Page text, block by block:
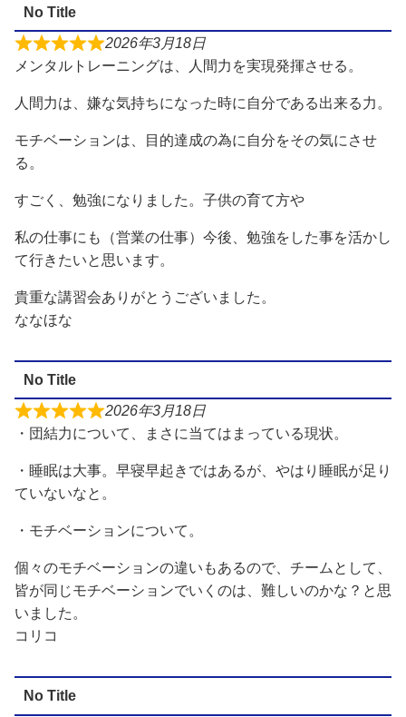
No Title
2026年3月18日
メンタルトレーニングは、人間力を実現発揮させる。
人間力は、嫌な気持ちになった時に自分である出来る力。
モチベーションは、目的達成の為に自分をその気にさせ
る。
すごく、勉強になりました。子供の育て方や
私の仕事にも（営業の仕事）今後、勉強をした事を活かし
て行きたいと思います。
貴重な講習会ありがとうございました。
ななほな
No Title
2026年3月18日
・団結力について、まさに当てはまっている現状。
・睡眠は大事。早寝早起きではあるが、やはり睡眠が足り
ていないなと。
・モチベーションについて。
個々のモチベーションの違いもあるので、チームとして、
皆が同じモチベーションでいくのは、難しいのかな？と思
いました。
コリコ
No Title